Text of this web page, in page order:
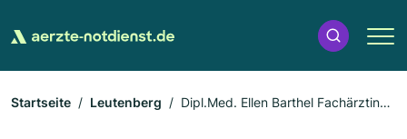
Startseite Leutenberg
Dipl.Med. Ellen Barthel Fachärztin